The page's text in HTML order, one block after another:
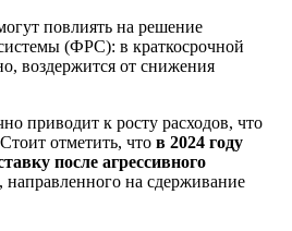
повлиять на решение
(ФРС): в краткосрочной
воздержится от снижения
приводит к росту расходов, что
отметить, что в 2024 году
после агрессивного
, направленного на сдерживание